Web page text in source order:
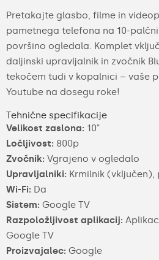
Pretakajte glasbo, filme in
pametnega telefona na 10-
površino ogledala. Komplet
daljinski upravljalnik in zvočnik
tekočem tudi v kopalnici – vaše
Youtube na dosegu roke!
Tehnične specifikacije
Velikost zaslona: 10"
Ločljivost: 800p
Zvočnik: Vgrajeno v ogledalo
Upravljalniki: Krmilnik
Wi-Fi: Da
Sistem: Google TV
Razpoložljivost aplikacij:
Google TV
Proizvajalec: Google